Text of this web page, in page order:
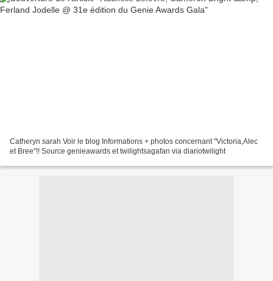
Catheryn sarah Voir le blog Informations + photos concernant "Victoria,Alec
et Bree"!! Source genieawards et twilightsagafan via diariotwilight